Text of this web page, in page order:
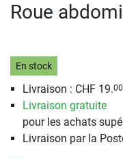
Roue
En stock
Livraison : CHF 19.00
Livraison gratuite
pour les achats
Livraison par la